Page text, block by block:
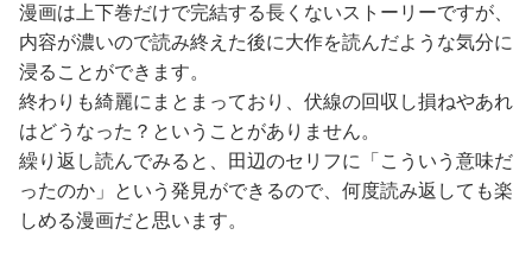
漫画は上下巻だけで完結する長くないストーリーですが、
内容が濃いので読み終えた後に大作を読んだような気分に
浸ることができます。
終わりも綺麗にまとまっており、伏線の回収し損ねやあれ
はどうなった？ということがありません。
繰り返し読んでみると、田辺のセリフに「こういう意味だ
ったのか」という発見ができるので、何度読み返しても楽
しめる漫画だと思います。